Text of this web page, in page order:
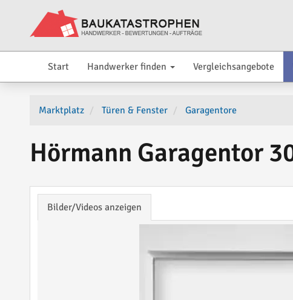
Start Handwerker finden Vergleichsangebote
Marktplatz Türen & Fenster Garagentore
Hörmann Garagentor
Bilder/Videos anzeigen